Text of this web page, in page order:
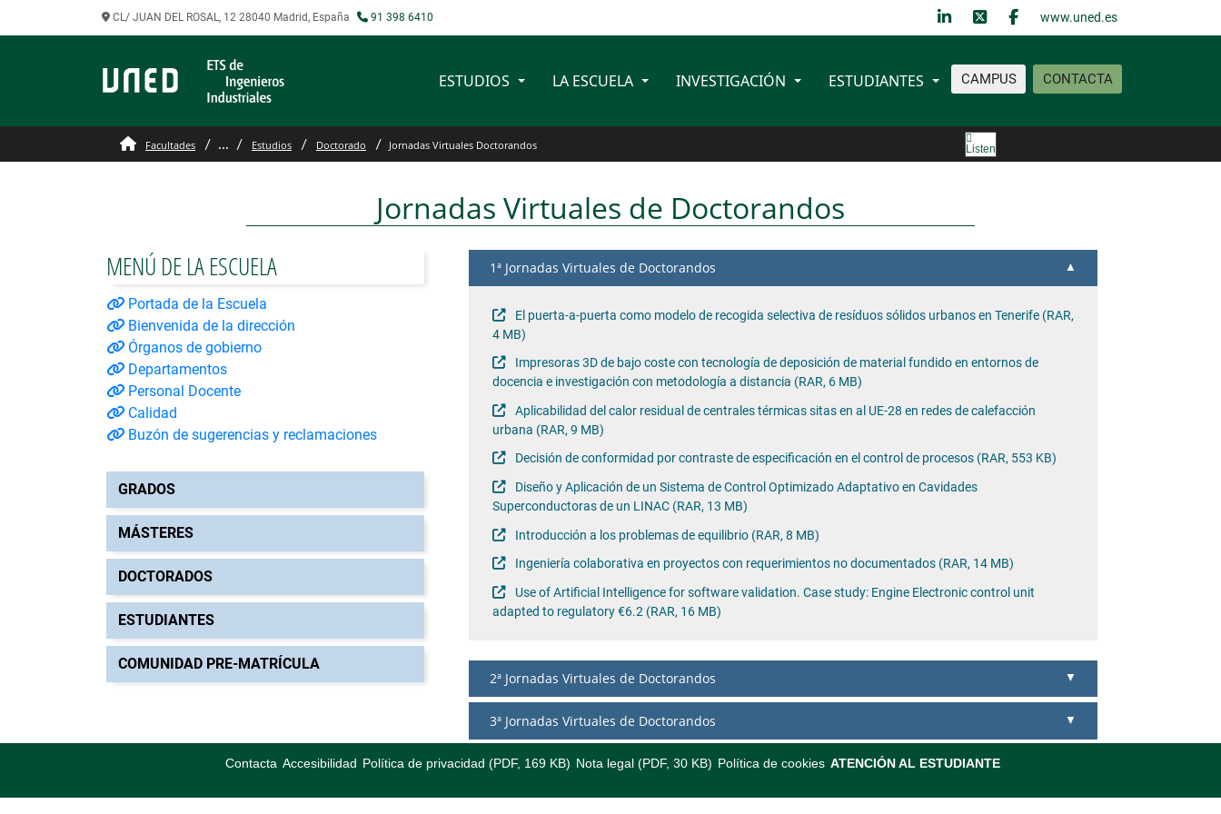
CL/ JUAN DEL ROSAL, 12 28040 Madrid, España 91 398 6410 www.uned.es
CAMPUS CONTACTA
ESTUDIOS LA ESCUELA INVESTIGACIÓN ESTUDIANTES
Jornadas Virtuales Doctorandos ETSI. Industriales
Facultades ... Estudios Doctorado Jornadas Virtuales Doctorandos Listen
Jornadas Virtuales de Doctorandos
MENÚ DE LA ESCUELA
Portada de la Escuela
Bienvenida de la dirección
Órganos de gobierno
Departamentos
Personal Docente
Calidad
Buzón de sugerencias y reclamaciones
GRADOS
MÁSTERES
DOCTORADOS
ESTUDIANTES
COMUNIDAD PRE-MATRÍCULA
1ª Jornadas Virtuales de Doctorandos
El puerta-a-puerta como modelo de recogida selectiva de resíduos sólidos urbanos en Tenerife (RAR,
4 MB)
Impresoras 3D de bajo coste con tecnología de deposición de material fundido en entornos de
docencia e investigación con metodología a distancia (RAR, 6 MB)
Aplicabilidad del calor residual de centrales térmicas sitas en al UE-28 en redes de calefacción
urbana (RAR, 9 MB)
Decisión de conformidad por contraste de especificación en el control de procesos (RAR, 553 KB)
Diseño y Aplicación de un Sistema de Control Optimizado Adaptativo en Cavidades
Superconductoras de un LINAC (RAR, 13 MB)
Introducción a los problemas de equilibrio (RAR, 8 MB)
Ingeniería colaborativa en proyectos con requerimientos no documentados (RAR, 14 MB)
Use of Artificial Intelligence for software validation. Case study: Engine Electronic control unit
adapted to regulatory €6.2 (RAR, 16 MB)
2ª Jornadas Virtuales de Doctorandos
3ª Jornadas Virtuales de Doctorandos
Contacta Accesibilidad Política de privacidad (PDF, 169 KB) Nota legal (PDF, 30 KB) Política de cookies ATENCIÓN AL ESTUDIANTE